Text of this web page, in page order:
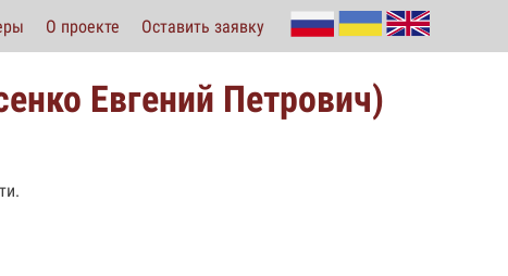
О проекте Оставить заявку
Евгений Петрович)